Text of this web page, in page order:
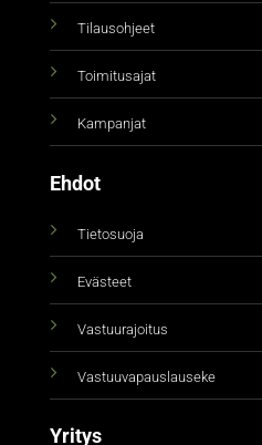
Tilausohjeet
Toimitusajat
Kampanjat
Ehdot
Tietosuoja
Evästeet
Vastuurajoitus
Vastuuvapauslauseke
Yritys